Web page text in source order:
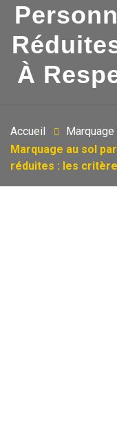
À
Accueil
Marquage au sol
réduites : les